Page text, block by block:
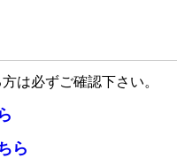
は必ずご確認下さい。
ら